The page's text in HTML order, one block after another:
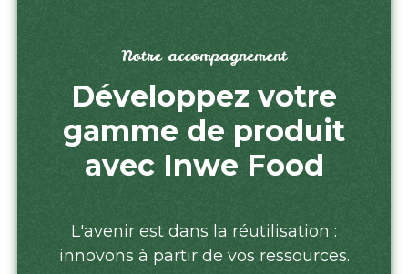
Notre accompagnement
Développez votre
gamme de produit
avec Inwe Food
L'avenir est dans la réutilisation :
innovons à partir de vos ressources.